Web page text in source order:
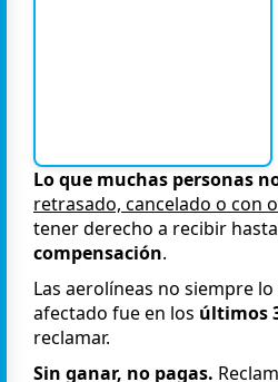
Lo que muchas personas
retrasado, cancelado o con
tener derecho a recibir hasta
compensación.
Las aerolíneas no siempre
afectado fue en los últimos
reclamar.
Sin ganar, no pagas.